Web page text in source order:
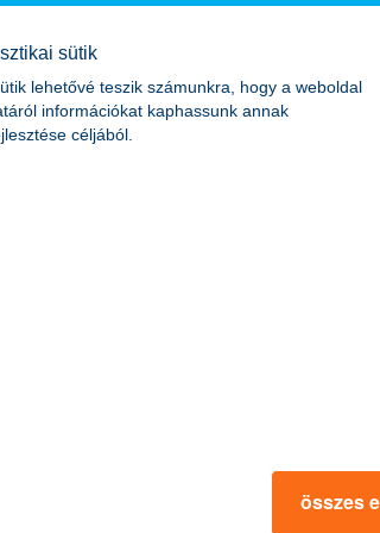
részvénypiacait ajánlottuk a befektetők
tőkevédett formában” – mondta el Zobor
sütik
lehetővé teszik számunkra, hogy a weboldal
információkat kaphassunk annak
céljából.
összes